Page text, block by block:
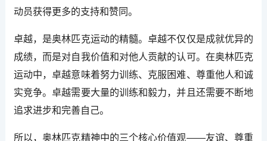
动员获得更多的支持和赞同。
卓越，是奥林匹克运动的精髓。卓越不仅仅是成就优异的
成绩，而是对自我价值和对他人贡献的认可。在奥林匹克
运动中，卓越意味着努力训练、克服困难、尊重他人和诚
实竞争。卓越需要大量的训练和毅力，并且还需要不断地
追求进步和完善自己。
所以，奥林匹克精神中的三个核心价值观——友谊、尊重